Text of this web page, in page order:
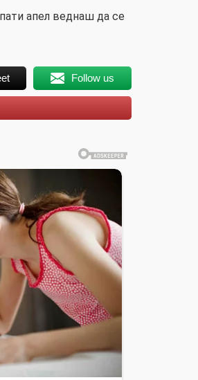
апел веднаш да се
Follow us